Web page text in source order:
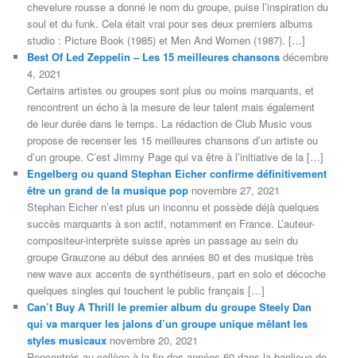
chevelure rousse a donné le nom du groupe, puise l’inspiration du
soul et du funk. Cela était vrai pour ses deux premiers albums
studio : Picture Book (1985) et Men And Women (1987). […]
Best Of Led Zeppelin – Les 15 meilleures chansons décembre
4, 2021
Certains artistes ou groupes sont plus ou moins marquants, et
rencontrent un écho à la mesure de leur talent mais également
de leur durée dans le temps. La rédaction de Club Music vous
propose de recenser les 15 meilleures chansons d’un artiste ou
d’un groupe. C’est Jimmy Page qui va être à l’initiative de la […]
Engelberg ou quand Stephan Eicher confirme définitivement
être un grand de la musique pop novembre 27, 2021
Stephan Eicher n’est plus un inconnu et possède déjà quelques
succès marquants à son actif, notamment en France. L’auteur-
compositeur-interprète suisse après un passage au sein du
groupe Grauzone au début des années 80 et des musique très
new wave aux accents de synthétiseurs, part en solo et décoche
quelques singles qui touchent le public français […]
Can’t Buy A Thrill le premier album du groupe Steely Dan
qui va marquer les jalons d’un groupe unique mêlant les
styles musicaux novembre 20, 2021